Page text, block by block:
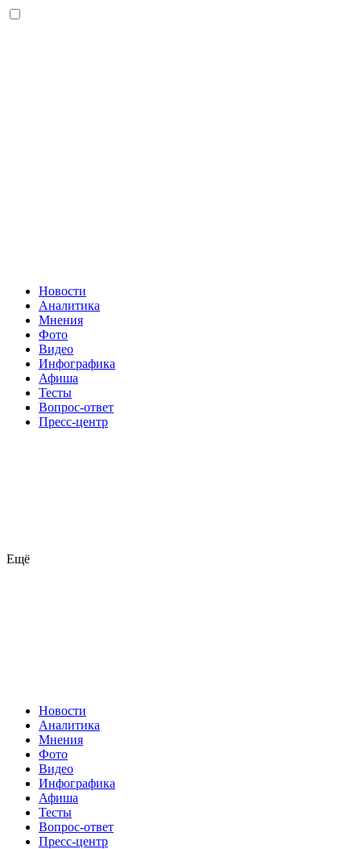
Новости
Аналитика
Мнения
Фото
Видео
Инфографика
Афиша
Тесты
Вопрос-ответ
Пресс-центр
Ещё
Новости
Аналитика
Мнения
Фото
Видео
Инфографика
Афиша
Тесты
Вопрос-ответ
Пресс-центр